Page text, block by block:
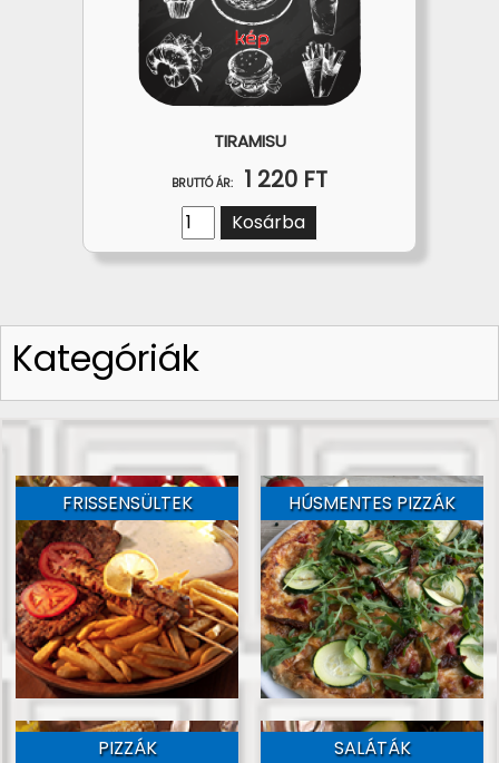
TIRAMISU
BRUTTÓ ÁR: 1 220 FT
Kosárba
Kategóriák
FRISSENSÜLTEK HÚSMENTES PIZZÁK
PIZZÁK SALÁTÁK